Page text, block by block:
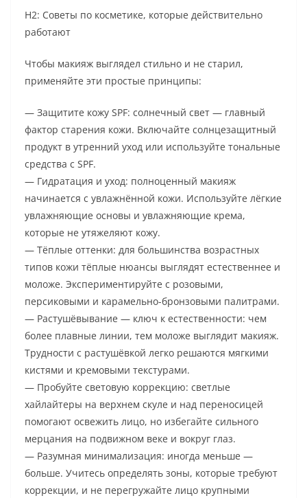
H2: Советы по косметике, которые действительно
работают
Чтобы макияж выглядел стильно и не старил,
применяйте эти простые принципы:
— Защитите кожу SPF: солнечный свет — главный
фактор старения кожи. Включайте солнцезащитный
продукт в утренний уход или используйте тональные
средства с SPF.
— Гидратация и уход: полноценный макияж
начинается с увлажнённой кожи. Используйте лёгкие
увлажняющие основы и увлажняющие крема,
которые не утяжеляют кожу.
— Тёплые оттенки: для большинства возрастных
типов кожи тёплые нюансы выглядят естественнее и
моложе. Экспериментируйте с розовыми,
персиковыми и карамельно-бронзовыми палитрами.
— Растушёвывание — ключ к естественности: чем
более плавные линии, тем моложе выглядит макияж.
Трудности с растушёвкой легко решаются мягкими
кистями и кремовыми текстурами.
— Пробуйте световую коррекцию: светлые
хайлайтеры на верхнем скуле и над переносицей
помогают освежить лицо, но избегайте сильного
мерцания на подвижном веке и вокруг глаз.
— Разумная минимализация: иногда меньше —
больше. Учитесь определять зоны, которые требуют
коррекции, и не перегружайте лицо крупными